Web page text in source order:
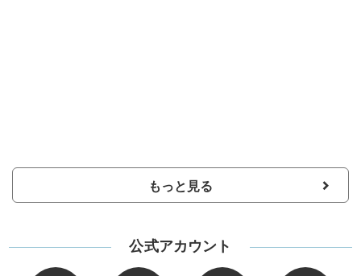
もっと見る
公式アカウント